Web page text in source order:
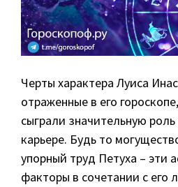
Черты характера Луиса
отраженные в его
сыграли значительную
карьере. Будь то
упорный труд Петуха – эти
факторы в сочетании с его